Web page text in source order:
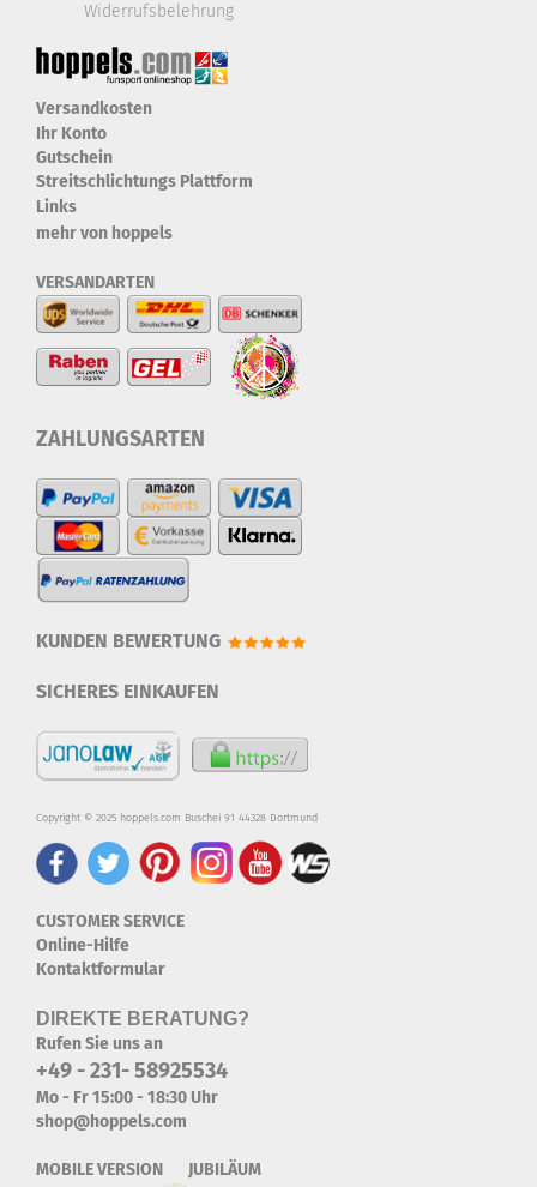
Widerrufsbelehrung
Versandkosten
Ihr Konto
Gutschein
Streitschlichtungs Plattform
Links
mehr von hoppels
VERSANDARTEN
ZAHLUNGSARTEN
KUNDEN BEWERTUNG
SICHERES EINKAUFEN
Copyright © 2025 hoppels.com Buschei 91 44328 Dortmund
CUSTOMER SERVICE
Online-Hilfe
Kontaktformular
DIREKTE BERATUNG?
Rufen Sie uns an
+49 - 231- 58925534
Mo - Fr 15:00 - 18:30 Uhr
shop@hoppels.com
MOBILE VERSION JUBILÄUM